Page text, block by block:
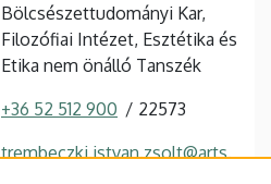
Bölcsészettudományi Kar,
Filozófiai Intézet, Esztétika és
Etika nem önálló Tanszék
+36 52 512 900 22573
trembeczki.istvan.zsolt@arts.